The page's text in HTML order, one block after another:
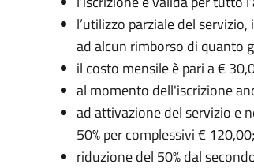
l’utilizzo parziale del
ad alcun rimborso di quanto
il costo mensile è pari a €
al momento dell'iscrizione
ad attivazione del servizio e
50% per complessivi € 120,00;
riduzione del 50% dal